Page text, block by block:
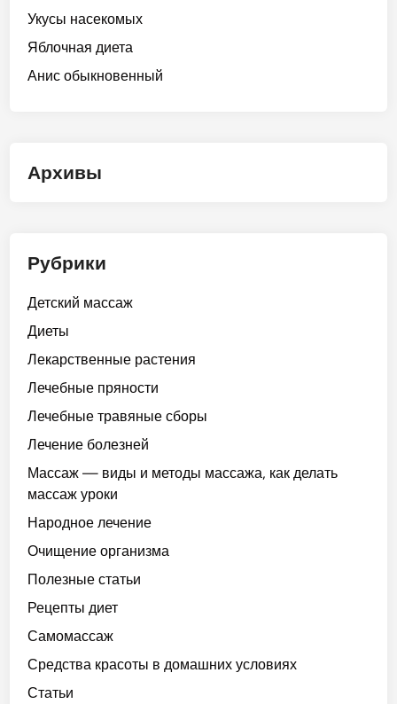
Укусы насекомых
Яблочная диета
Анис обыкновенный
Архивы
Рубрики
Детский массаж
Диеты
Лекарственные растения
Лечебные пряности
Лечебные травяные сборы
Лечение болезней
Массаж — виды и методы массажа, как делать
массаж уроки
Народное лечение
Очищение организма
Полезные статьи
Рецепты диет
Самомассаж
Средства красоты в домашних условиях
Статьи